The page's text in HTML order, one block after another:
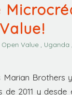
Value , Uganda
Brothers
2011 y desde